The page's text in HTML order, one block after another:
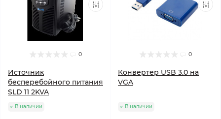
0
Источник
бесперебойного питания
SLD 11 2KVA
В наличии
0
Конвертер USB 3.0 на
VGA
В наличии